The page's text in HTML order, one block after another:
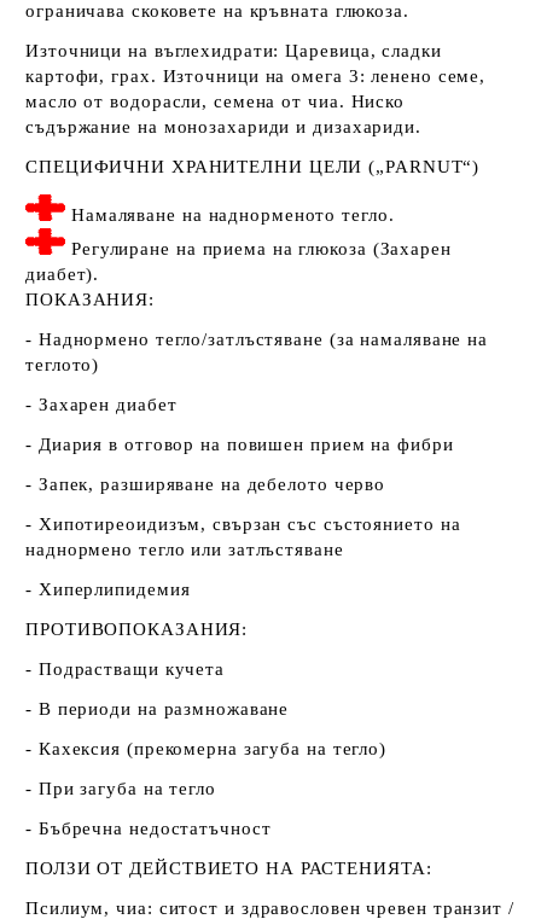
ограничава скоковете на кръвната глюкоза.
Източници на въглехидрати:Царевица, сладки
картофи, грах. Източници на омега 3:ленено семе,
масло от водорасли, семена от чиа. Ниско
съдържание на монозахариди и дизахариди.
СПЕЦИФИЧНИ ХРАНИТЕЛНИ ЦЕЛИ („PARNUT“)
Намаляване на наднорменото тегло.
Регулиране на приема на глюкоза (Захарен
диабет).
ПОКАЗАНИЯ:
- Наднормено тегло/затлъстяване (за намаляване на
теглото)
- Захарен диабет
- Диария в отговор на повишен прием на фибри
- Запек, разширяване на дебелото черво
- Хипотиреоидизъм, свързан със състоянието на
наднормено тегло или затлъстяване
- Хиперлипидемия
ПРОТИВОПОКАЗАНИЯ:
- Подрастващи кучета
- В периоди на размножаване
- Кахексия (прекомерна загуба на тегло)
- При загуба на тегло
- Бъбречна недостатъчност
ПОЛЗИ ОТ ДЕЙСТВИЕТО НА РАСТЕНИЯТА:
Псилиум, чиа: ситост и здравословен чревен транзит /